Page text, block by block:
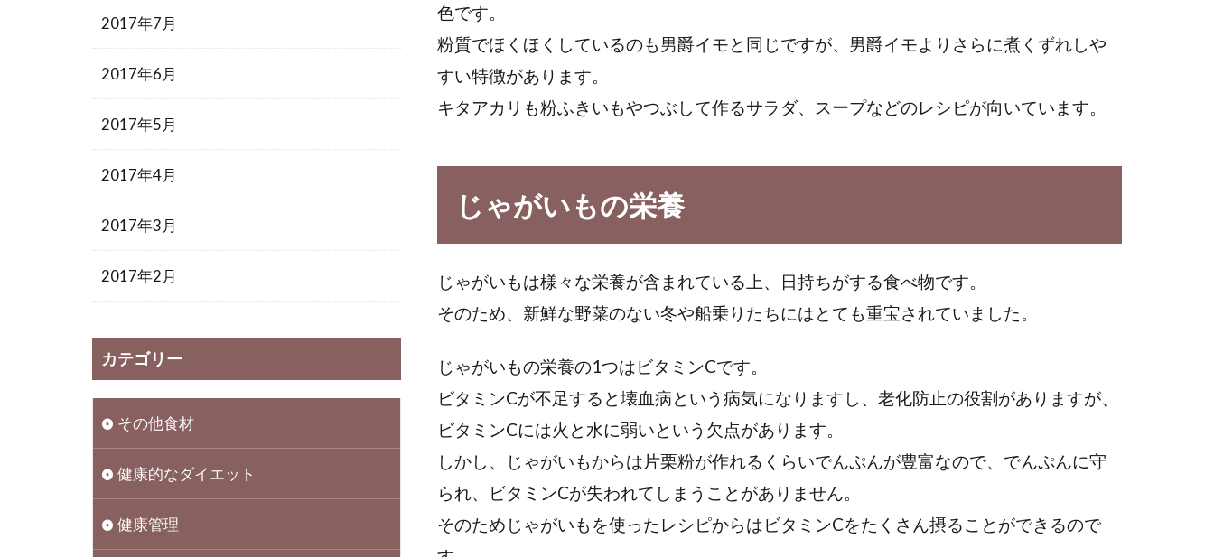
色です。
粉質でほくほくしているのも男爵イモと同じですが、男爵イモよりさらに煮くずれしや
すい特徴があります。
キタアカリも粉ふきいもやつぶして作るサラダ、スープなどのレシピが向いています。
じゃがいもの栄養
じゃがいもは様々な栄養が含まれている上、日持ちがする食べ物です。
そのため、新鮮な野菜のない冬や船乗りたちにはとても重宝されていました。
じゃがいもの栄養の1つはビタミンCです。
ビタミンCが不足すると壊血病という病気になりますし、老化防止の役割がありますが、
ビタミンCには火と水に弱いという欠点があります。
しかし、じゃがいもからは片栗粉が作れるくらいでんぷんが豊富なので、でんぷんに守
られ、ビタミンCが失われてしまうことがありません。
そのためじゃがいもを使ったレシピからはビタミンCをたくさん摂ることができるので
2017年7月
2017年6月
2017年5月
2017年4月
2017年3月
2017年2月
カテゴリー
その他食材
健康的なダイエット
健康管理